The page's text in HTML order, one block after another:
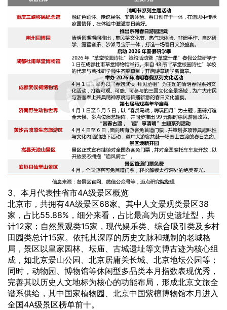
3、本月代表性省市4A级景区概览
北京市，共拥有4A级景区68家。其中人文景观类景区38
家，占比55.88%，细分来看，占比最高为历史遗址型，共
计12家；自然景观类15家，现代娱乐类、综合吸引类及乡村
田园类总计15家。依托其深厚的历史文脉和规制的老城格
局，景区以皇家园林、坛庙、古城遗址等文博古迹为核心组
成，如北京景山公园、北京居庸关长城、北京地坛公园等；
同时，动物园、博物馆等休闲型多品类本月指数表现优秀，
完善其以历史人文地标为核心的功能布局，形成北京文旅全
谱系供给，其中国家植物园、北京中国紫檀博物馆本月进入
全国4A级景区榜单前十。